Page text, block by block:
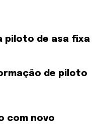
piloto de asa fixa
de piloto
com novo